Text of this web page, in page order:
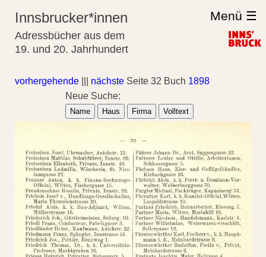
Innsbrucker*innen
Adressbücher aus dem
19. und 20. Jahrhundert
Menü ☰
vorhergehende nächste Seite 32 Buch 1898
Neue Suche:
Name Haus Firma Volltext